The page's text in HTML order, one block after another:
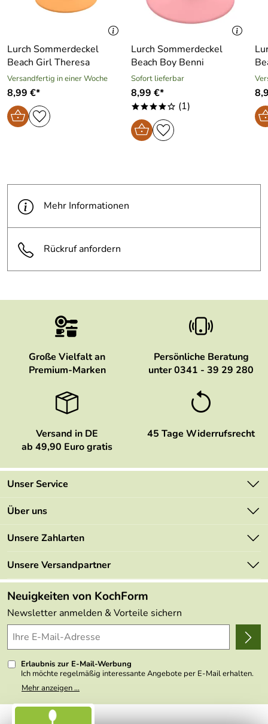
Lurch Sommerdeckel
Beach Girl Theresa
Versandfertig in einer Woche
8,99 €*
Lurch Sommerdeckel
Beach Boy Benni
Sofort lieferbar
8,99 €*
****o (1)
Mehr Informationen
Rückruf anfordern
Große Vielfalt an
Premium-Marken
Persönliche Beratung
unter 0341 - 39 29 280
Versand in DE
ab 49,90 Euro gratis
45 Tage Widerrufsrecht
Unser Service
Kontakt
Mehrwertsteuerfrei
Retourenportal
FAQs
Lieferbedingungen
Delivery Terms
Kundenlogin
Über uns
Marken
Angebote
Made in Germany
Themen
Wir über uns
Presse
Unsere Zahlarten
Unsere Versandpartner
Neuigkeiten von KochForm
Newsletter anmelden & Vorteile sichern
Erlaubnis zur E-Mail-Werbung
Ich möchte regelmäßig interessante Angebote per E-Mail erhalten.
Meine E-Mail-Adresse wird nicht an andere Unternehmen
weitergegeben. Zu statistischen Zwecken wird in anonymer Form
nicht erkennbar, welche konkrete Person geklickt hat. Diese
Einwilligung zur Nutzung meiner E-Mail- Adresse für Werbezwecke
Mehr anzeigen ...